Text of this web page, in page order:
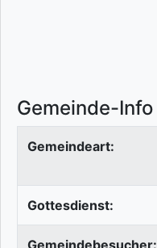
Gemeinde-Info
Gemeindeart:
Gottesdienst: